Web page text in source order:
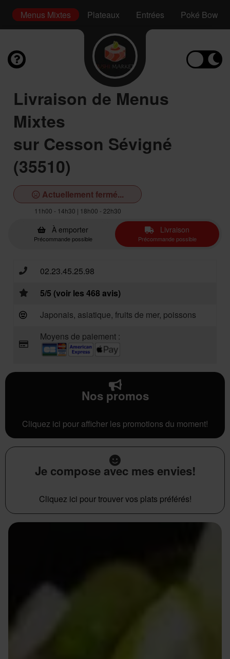
Menus Mixtes Plateaux Entrées Poké Bowl
Livraison de Menus
Mixtes
sur Cesson Sévigné
(35510)
Actuellement fermé...
11h00 - 14h30 | 18h00 - 22h30
À emporter
Précommande possible
Livraison
Précommande possible
02.23.45.25.98
5/5 (voir les 468 avis)
Japonais, asiatique, fruits de mer, poissons
Moyens de paiement :
Nos promos
Cliquez ici pour afficher les promotions du moment!
Je compose avec mes envies!
Cliquez ici pour trouver vos plats préférés!